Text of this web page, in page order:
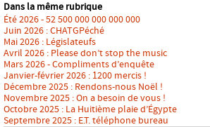
Dans la même rubrique
Été 2026 - 52 500 000 000 000 000
Juin 2026 : CHATGPéché
Mai 2026 : Législateufs
Avril 2026 : Please don’t stop the music
Mars 2026 - Compliments d’enquête
Janvier-février 2026 : 1200 mercis !
Décembre 2025 : Rendons-nous Noël !
Novembre 2025 : On a besoin de vous !
Octobre 2025 : La Huitième plaie d’Égypte
Septembre 2025 : E.T. téléphone bureau